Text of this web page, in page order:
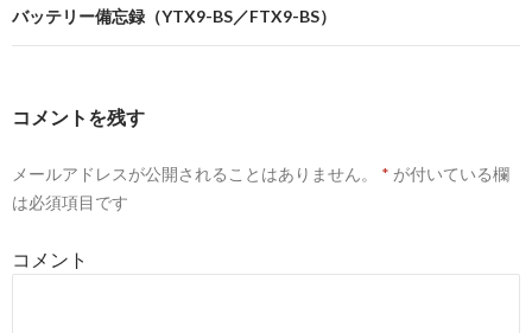
ナ
ゲ
シ
ン
バッテリー備忘録（YTX9-BS／FTX9-BS）
コメントを残す
メールアドレスが公開されることはありません。 * が付いている欄
は必須項目です
コメント